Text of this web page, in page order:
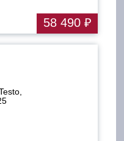
58 490 ₽